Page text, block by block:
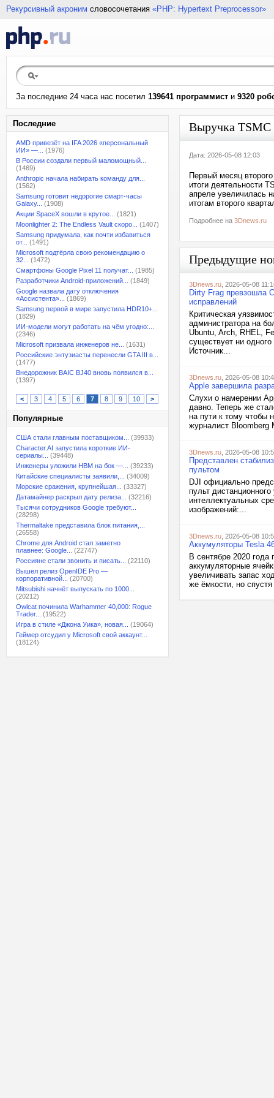
Рекурсивный акроним словосочетания «PHP: Hypertext Preprocessor»
За последние 24 часа нас посетил 139641 программист и 9320
Последние
AMD привезёт на IFA 2026 «персональный
ИИ» —...
(1976)
В России создали первый маломощный...
(1469)
Anthropic начала набирать команду для...
(1562)
Samsung готовит недорогие смарт-часы
Galaxy...
(1908)
Акции SpaceX вошли в крутое...
(1821)
Moonlighter 2: The Endless Vault скоро...
(1407)
Samsung придумала, как почти избавиться
от...
(1491)
Microsoft подтёрла свою рекомендацию о
32...
(1472)
Смартфоны Google Pixel 11 получат...
(1985)
Разработчики Android-приложений...
(1849)
Google назвала дату отключения
«Ассистента»...
(1869)
Samsung первой в мире запустила HDR10+...
(1829)
ИИ-модели могут работать на чём угодно:...
(2346)
Microsoft призвала инженеров не...
(1631)
Российские энтузиасты перенесли GTA III в...
(1477)
Внедорожник BAIC BJ40 вновь появился в...
(1397)
< 3 4 5 6 7 8 9 10 >
Популярные
США стали главным поставщиком...
(39933)
Character.AI запустила короткие ИИ-
сериалы...
(39448)
Инженеры уложили HBM на бок —...
(39233)
Китайские специалисты заявили,...
(34009)
Морские сражения, крупнейшая...
(33327)
Датамайнер раскрыл дату релиза...
(32216)
Тысячи сотрудников Google требуют...
(28298)
Thermaltake представила блок питания,...
(26558)
Chrome для Android стал заметно
плавнее: Google...
(22747)
Россияне стали звонить и писать...
(22110)
Вышел релиз OpenIDE Pro —
корпоративной...
(20700)
Mitsubishi начнёт выпускать по 1000...
(20212)
Owlcat починила Warhammer 40,000: Rogue
Trader...
(19522)
Игра в стиле «Джона Уика», новая...
(19064)
Геймер отсудил у Microsoft свой аккаунт...
(18124)
Выручка TSMC
Дата: 2026-05-08 12:03
Первый месяц
итоги деятельности
апреле увеличилась
итогам второго
Подробнее на 3Dnews.ru
Предыдущие
3Dnews.ru , 2026-05-08
Dirty Frag превзошла
исправлений
Критическая
администратора на
Ubuntu, Arch, RHEL,
существует ни
Источник...
3Dnews.ru , 2026-05-08
Apple завершила
Слухи о намерении
давно. Теперь же
на пути к тому чтобы
журналист Bloomberg
3Dnews.ru , 2026-05-08
Представлен
пультом
DJI официально
пульт
интеллектуальных
изображений:...
3Dnews.ru , 2026-05-08
Аккумуляторы Tesla
В сентябре 2020
аккумуляторные
увеличивать запас
же ёмкости, но